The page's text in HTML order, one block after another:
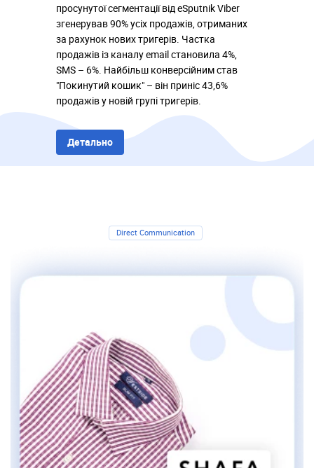
просунутої сегментації від eSputnik Viber
згенерував 90% усіх продажів, отриманих
за рахунок нових тригерів. Частка
продажів із каналу email становила 4%,
SMS – 6%. Найбільш конверсійним став
"Покинутий кошик" – він приніс 43,6%
продажів у новій групі тригерів.
Детально
Direct Communication